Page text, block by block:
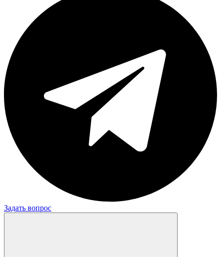
Задать вопрос